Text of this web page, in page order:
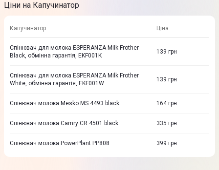
Ціни на Капучинатор
Капучинатор Ціна
Спiнювач для молока ESPERANZA Milk Frother
Black, обмінна гарантія, EKF001K
139 грн
Спiнювач для молока ESPERANZA Milk Frother
White, обмінна гарантія, EKF001W
139 грн
Спінювач молока Mesko MS 4493 black 164грн
Спінювач молока Camry CR 4501 black 335 грн
Спінювач молока PowerPlant PP808 399 грн